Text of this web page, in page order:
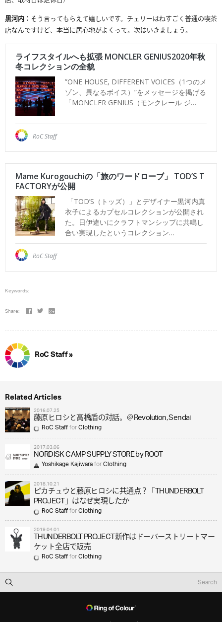
黒河内： そう言ってもらえて嬉しいです。チェリーはねすごく普通の喫茶
店なんですけど、本当に居心地がよくって。 次はいきましょう。
Keywords:
Share:
RoC Staff »
Related Articles
2016.07.25
藤原ヒロシと高橋盾の対話。＠Revolution, Sendai
RoC StaffforClothing
2017.03.06
NORDISK CAMP SUPPLY STORE by ROOT
Yoshikage KajiwaraforClothing
2018.10.21
ピカチュウと藤原ヒロシに共通点？「THUNDERBOLT
PROJECT」はなぜ実現したか
RoC StaffforClothing
2019.04.01
THUNDERBOLT PROJECT新作はドーバーストリートマー
ケット全店で販売
RoC StaffforClothing